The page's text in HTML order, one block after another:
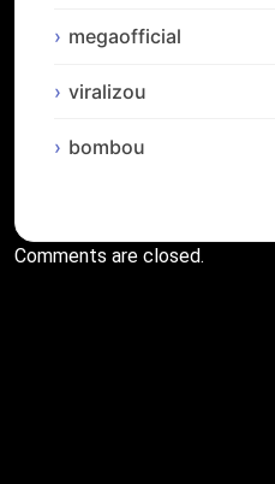
megaofficial
viralizou
bombou
Comments are closed.